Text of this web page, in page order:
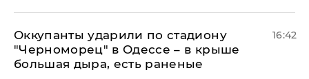
Оккупанты ударили по стадиону
"Черноморец" в Одессе – в крыше
большая дыра, есть раненые
16:42